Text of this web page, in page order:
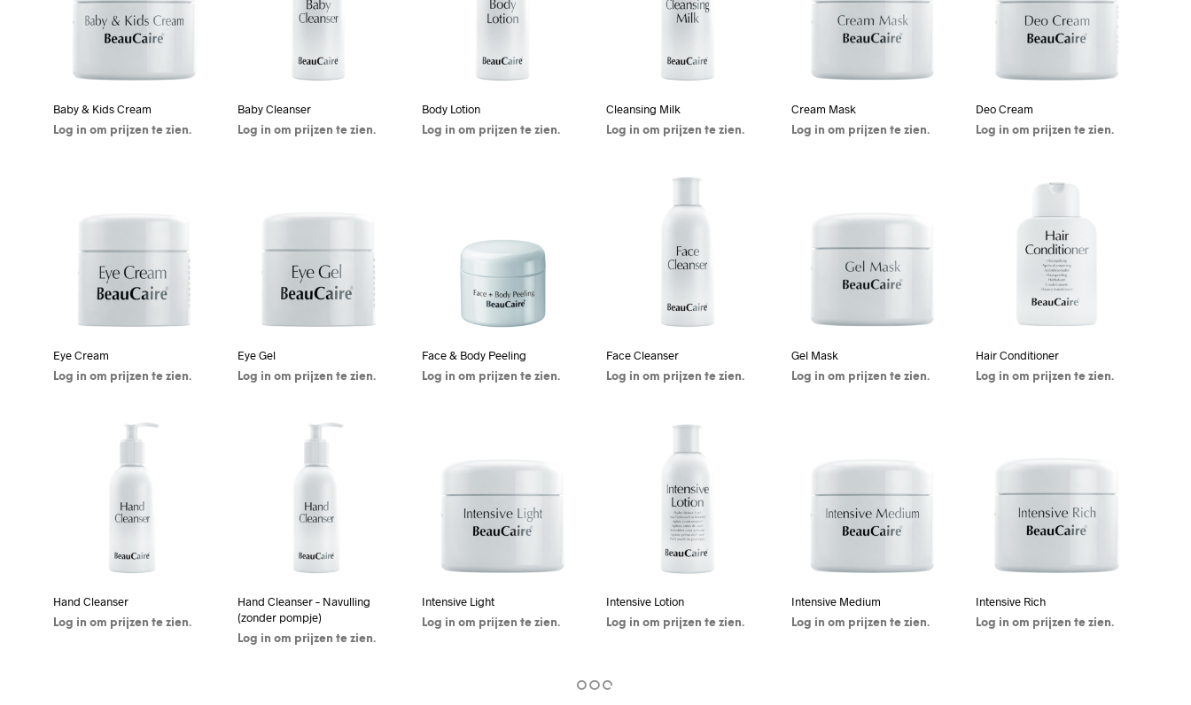
Baby & Kids Cream
Log in om prijzen te zien.
Baby Cleanser
Log in om prijzen te zien.
Body Lotion
Log in om prijzen te zien.
Cleansing Milk
Log in om prijzen te zien.
Cream Mask
Log in om prijzen te zien.
Deo Cream
Log in om prijzen te zien.
Eye Cream
Log in om prijzen te zien.
Eye Gel
Log in om prijzen te zien.
Face & Body Peeling
Log in om prijzen te zien.
Face Cleanser
Log in om prijzen te zien.
Gel Mask
Log in om prijzen te zien.
Hair Conditioner
Log in om prijzen te zien.
Hand Cleanser
Log in om prijzen te zien.
Hand Cleanser – Navulling
(zonder pompje)
Log in om prijzen te zien.
Intensive Light
Log in om prijzen te zien.
Intensive Lotion
Log in om prijzen te zien.
Intensive Medium
Log in om prijzen te zien.
Intensive Rich
Log in om prijzen te zien.